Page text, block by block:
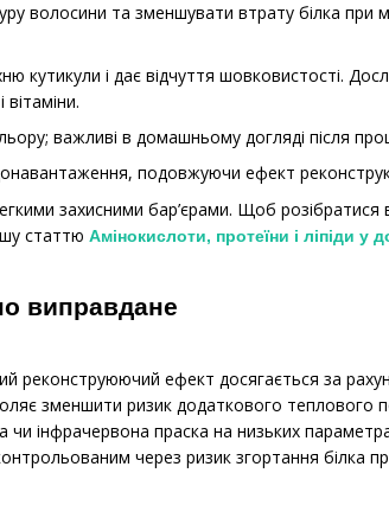
волосини та зменшувати втрату білка при
і дає відчуття шовковистості.
важливі в домашньому догляді після
подовжуючи ефект
захисними бар’єрами. Щоб розібратися
статтю Амінокислоти, протеїни і ліпіди у
виправдане
ефект досягається за
зменшити ризик додаткового теплового
чи інфрачервона праска на низьких
через ризик згортання білка